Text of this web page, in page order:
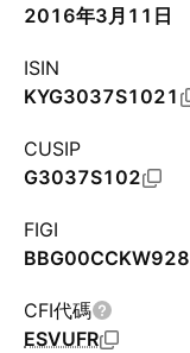
2016年3月11日
ISIN
KYG3037S1021
CUSIP
G3037S102
FIGI
BBG00CCKW928
CFI代碼
ESVUFR